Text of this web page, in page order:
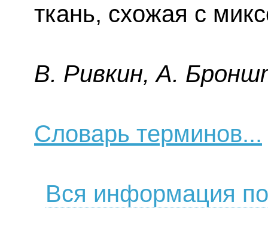
ткань, схожая с
B. Pивкин, A.
Словарь терминов...
Вся информация